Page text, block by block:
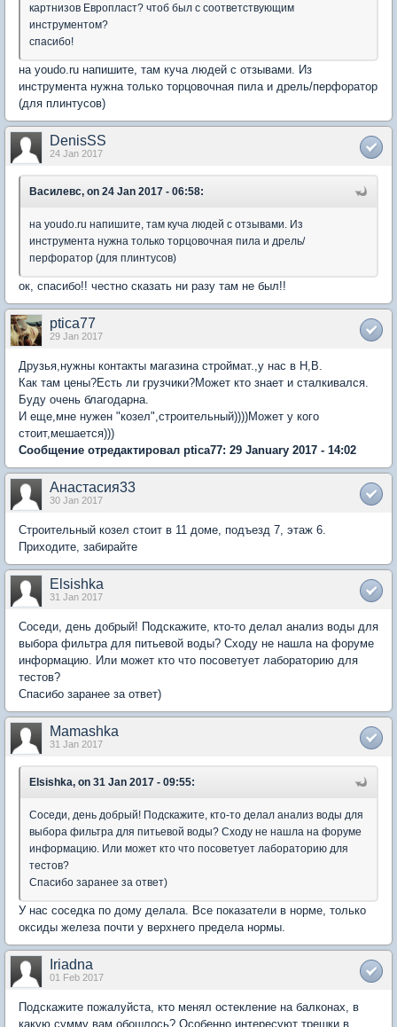
картнизов Европласт? чтоб был с соответствующим
инструментом?
спасибо!
на youdo.ru напишите, там куча людей с отзывами. Из
инструмента нужна только торцовочная пила и дрель/перфоратор
(для плинтусов)
DenisSS
24 Jan 2017
Василевс, on 24 Jan 2017 - 06:58:
на youdo.ru напишите, там куча людей с отзывами. Из
инструмента нужна только торцовочная пила и дрель/
перфоратор (для плинтусов)
ок, спасибо!! честно сказать ни разу там не был!!
ptica77
29 Jan 2017
Друзья,нужны контакты магазина строймат.,у нас в Н,В.
Как там цены?Есть ли грузчики?Может кто знает и сталкивался.
Буду очень благодарна.
И еще,мне нужен "козел",строительный))))Может у кого
стоит,мешается)))
Сообщение отредактировал ptica77: 29 January 2017 - 14:02
Анастасия33
30 Jan 2017
Строительный козел стоит в 11 доме, подъезд 7, этаж 6.
Приходите, забирайте
Elsishka
31 Jan 2017
Соседи, день добрый! Подскажите, кто-то делал анализ воды для
выбора фильтра для питьевой воды? Сходу не нашла на форуме
информацию. Или может кто что посоветует лабораторию для
тестов?
Спасибо заранее за ответ)
Mamashka
31 Jan 2017
Elsishka, on 31 Jan 2017 - 09:55:
Соседи, день добрый! Подскажите, кто-то делал анализ воды для
выбора фильтра для питьевой воды? Сходу не нашла на форуме
информацию. Или может кто что посоветует лабораторию для
тестов?
Спасибо заранее за ответ)
У нас соседка по дому делала. Все показатели в норме, только
оксиды железа почти у верхнего предела нормы.
Iriadna
01 Feb 2017
Подскажите пожалуйста, кто менял остекление на балконах, в
какую сумму вам обошлось? Особенно интересуют трешки в